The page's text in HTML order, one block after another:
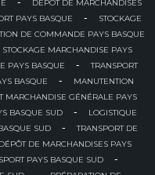
DÉPÔT DE MARCHANDISES
PAYS BASQUE -
STOCKAGE
DE COMMANDE PAYS BASQUE
STOCKAGE MARCHANDISE PAYS
PAYS BASQUE -
TRANSPORT
BASQUE -
MANUTENTION
MARCHANDISE GÉNÉRALE PAYS
BASQUE SUD -
LOGISTIQUE
SUD -
TRANSPORT DE
DÉPÔT DE MARCHANDISES PAYS
PAYS BASQUE SUD -